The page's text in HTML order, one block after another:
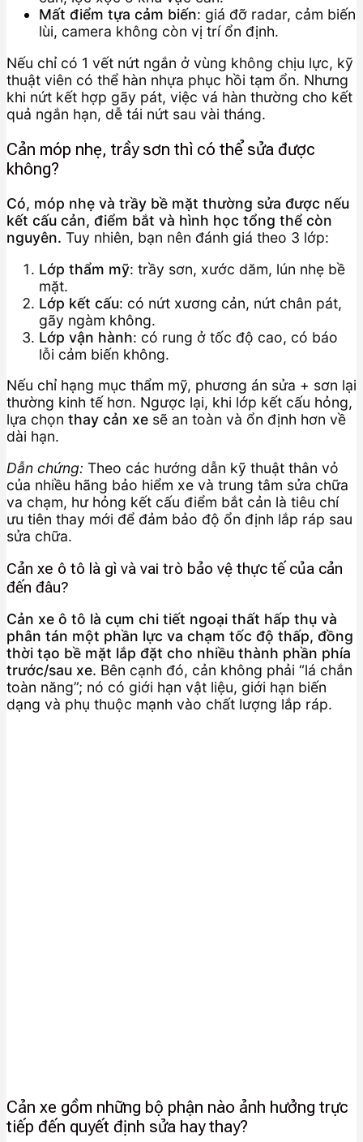
Mất điểm tựa cảm biến: giá đỡ radar, cảm biến
lùi, camera không còn vị trí ổn định.
Nếu chỉ có 1 vết nứt ngắn ở vùng không chịu lực, kỹ
thuật viên có thể hàn nhựa phục hồi tạm ổn. Nhưng
khi nứt kết hợp gãy pát, việc vá hàn thường cho kết
quả ngắn hạn, dễ tái nứt sau vài tháng.
Cản móp nhẹ, trầy sơn thì có thể sửa được
không?
Có, móp nhẹ và trầy bề mặt thường sửa được nếu
kết cấu cản, điểm bắt và hình học tổng thể còn
nguyên. Tuy nhiên, bạn nên đánh giá theo 3 lớp:
Lớp thẩm mỹ: trầy sơn, xước dăm, lún nhẹ bề
mặt.
Lớp kết cấu: có nứt xương cản, nứt chân pát,
gãy ngàm không.
Lớp vận hành: có rung ở tốc độ cao, có báo
lỗi cảm biến không.
Nếu chỉ hạng mục thẩm mỹ, phương án sửa + sơn lại
thường kinh tế hơn. Ngược lại, khi lớp kết cấu hỏng,
lựa chọn thay cản xe sẽ an toàn và ổn định hơn về
dài hạn.
Dẫn chứng: Theo các hướng dẫn kỹ thuật thân vỏ
của nhiều hãng bảo hiểm xe và trung tâm sửa chữa
va chạm, hư hỏng kết cấu điểm bắt cản là tiêu chí
ưu tiên thay mới để đảm bảo độ ổn định lắp ráp sau
sửa chữa.
Cản xe ô tô là gì và vai trò bảo vệ thực tế của cản
đến đâu?
Cản xe ô tô là cụm chi tiết ngoại thất hấp thụ và
phân tán một phần lực va chạm tốc độ thấp, đồng
thời tạo bề mặt lắp đặt cho nhiều thành phần phía
trước/sau xe. Bên cạnh đó, cản không phải “lá chắn
toàn năng”; nó có giới hạn vật liệu, giới hạn biến
dạng và phụ thuộc mạnh vào chất lượng lắp ráp.
Cản xe gồm những bộ phận nào ảnh hưởng trực
tiếp đến quyết định sửa hay thay?